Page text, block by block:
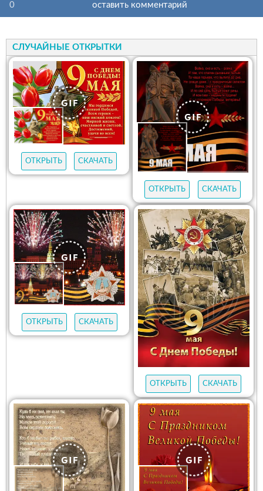
0 оставить комментарий
СЛУЧАЙНЫЕ ОТКРЫТКИ
ОТКРЫТЬ СКАЧАТЬ
ОТКРЫТЬ СКАЧАТЬ
ОТКРЫТЬ СКАЧАТЬ
ОТКРЫТЬ СКАЧАТЬ